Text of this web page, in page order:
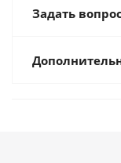
Задать вопрос